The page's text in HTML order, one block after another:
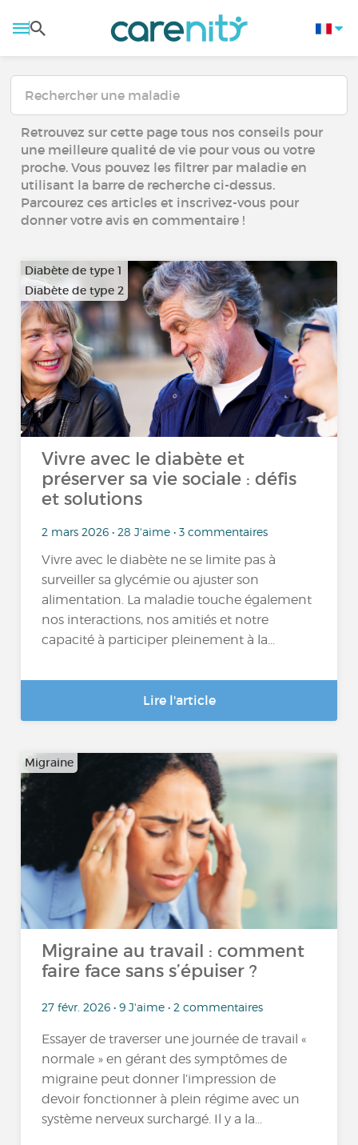
Retrouvez sur cette page tous nos conseils pour
une meilleure qualité de vie pour vous ou votre
proche. Vous pouvez les filtrer par maladie en
utilisant la barre de recherche ci-dessus.
Parcourez ces articles et inscrivez-vous pour
donner votre avis en commentaire !
Diabète de type 1
Diabète de type 2
Vivre avec le diabète et
préserver sa vie sociale : défis
et solutions
2 mars 2026 • 28 J'aime • 3 commentaires
Vivre avec le diabète ne se limite pas à
surveiller sa glycémie ou ajuster son
alimentation. La maladie touche également
nos interactions, nos amitiés et notre
capacité à participer pleinement à la...
Lire l'article
Migraine
Migraine au travail : comment
faire face sans s’épuiser ?
27 févr. 2026 • 9 J'aime • 2 commentaires
Essayer de traverser une journée de travail «
normale » en gérant des symptômes de
migraine peut donner l’impression de
devoir fonctionner à plein régime avec un
système nerveux surchargé. Il y a la...